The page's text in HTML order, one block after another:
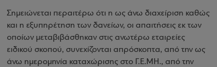
Σημειώνεται περαιτέρω ότι η ως άνω διαχείριση καθώς
και η εξυπηρέτηση των δανείων, οι απαιτήσεις εκ των
οποίων μεταβιβάσθηκαν στις ανωτέρω εταιρείες
ειδικού σκοπού, συνεχίζονται απρόσκοπτα, από την ως
άνω ημερομηνία καταχώρισης στο Γ.Ε.ΜΗ., από την